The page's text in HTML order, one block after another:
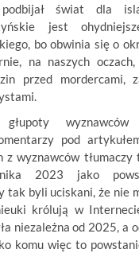
świat dla
jest
bo obwinia się o
na naszych
przed mordercami,
głupoty wyznawców
pod
z wyznawców tłumaczy
2023 jako
tak byli uciskani, że nie
królują w
niezależna od 2025, a
komu więc to